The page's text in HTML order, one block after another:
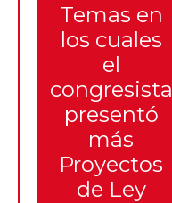
Temas en
los cuales
el
congresista
presentó
más
Proyectos
de Ley